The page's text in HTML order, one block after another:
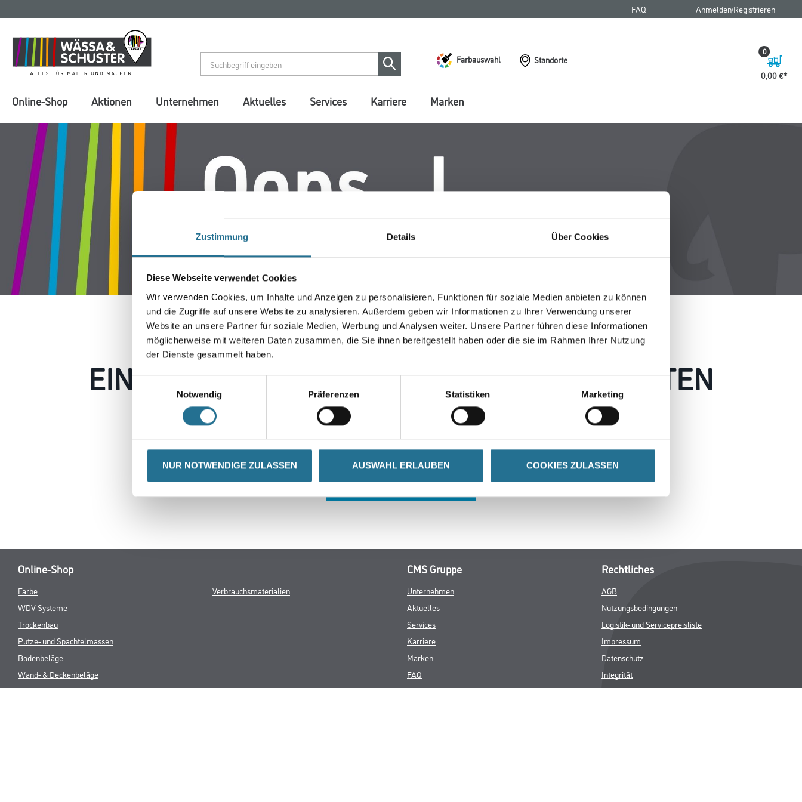
Zustimmung Details Über Cookies
Diese Webseite verwendet Cookies
Wir verwenden Cookies, um Inhalte und Anzeigen zu personalisieren, Funktionen für soziale Medien anbieten zu können
und die Zugriffe auf unsere Website zu analysieren. Außerdem geben wir Informationen zu Ihrer Verwendung unserer
Website an unsere Partner für soziale Medien, Werbung und Analysen weiter. Unsere Partner führen diese Informationen
möglicherweise mit weiteren Daten zusammen, die Sie ihnen bereitgestellt haben oder die sie im Rahmen Ihrer Nutzung
der Dienste gesammelt haben.
Notwendig
Präferenzen Statistiken Marketing
NUR NOTWENDIGE ZULASSEN AUSWAHL ERLAUBEN COOKIES ZULASSEN
springen
springen
FAQ Anmelden/Registrieren
Farbauswahl
Standorte
0,00 €
0
Online-Shop Aktionen Unternehmen Aktuelles Services Karriere Marken
EIN KLEINER ZWISCHENFALL IST AUFGETRETEN
Keine Sorge, wir pinseln schon an der Lösung und werden das Problem so schnell wie möglich beheben.
Erkunden Sie in der Zwischenzeit unseren Online-Shop und lassen Sie sich inspirieren.
Online-Shop
Farbe
WDV-Systeme
Trockenbau
Putze- und Spachtelmassen
Bodenbeläge
Wand- & Deckenbeläge
Werkzeug & Maschinen
Verbrauchsmaterialien
CMS Gruppe
Unternehmen
Aktuelles
Services
Karriere
Marken
FAQ
Rechtliches
AGB
Nutzungsbedingungen
Logistik- und Servicepreisliste
Impressum
Datenschutz
Integrität
Kontakt